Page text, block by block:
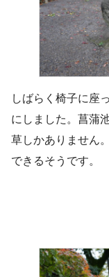
しばらく椅子に座
にしました。菖蒲
草しかありません
できるそうです。